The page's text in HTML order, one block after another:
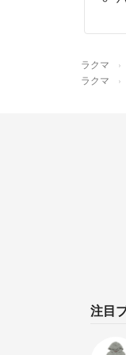
ラクマ
ラクマ
注目